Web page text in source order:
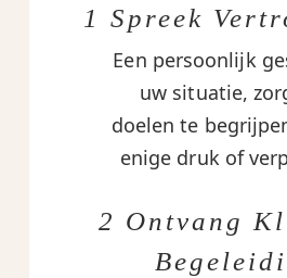
1 Spreek
Een persoonlijk
uw situatie,
doelen te
enige druk of
2 Ontvang